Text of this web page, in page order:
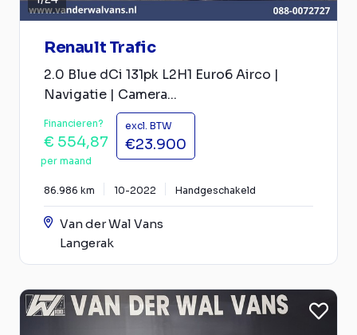
Renault Trafic
2.0 Blue dCi 131pk L2H1 Euro6 Airco |
Navigatie | Camera...
Financieren?
€ 554,87
per maand
excl. BTW
€23.900
86.986 km 10-2022 Handgeschakeld
Van der Wal Vans
Langerak